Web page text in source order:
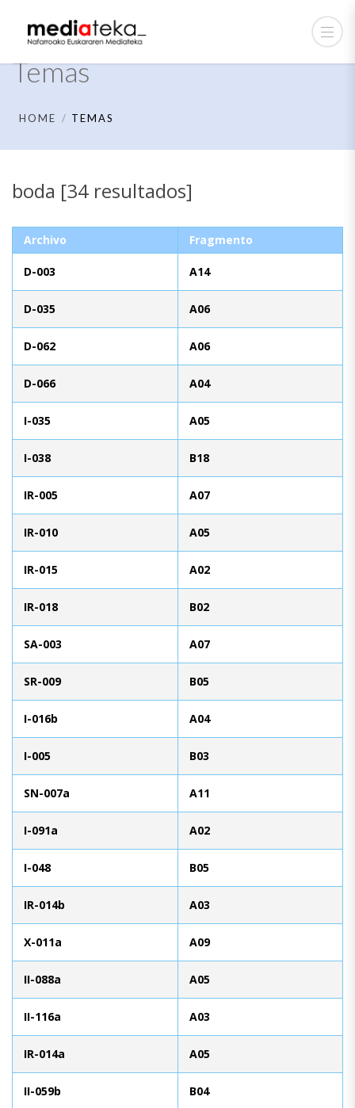
Temas
HOME TEMAS
boda [34 resultados]
Archivo Fragmento
D-003 A14
D-035 A06
D-062 A06
D-066 A04
I-035 A05
I-038 B18
IR-005 A07
IR-010 A05
IR-015 A02
IR-018 B02
SA-003 A07
SR-009 B05
I-016b A04
I-005 B03
SN-007a A11
I-091a A02
I-048 B05
IR-014b A03
X-011a A09
II-088a A05
II-116a A03
IR-014a A05
II-059b B04